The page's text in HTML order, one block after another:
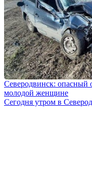
Северодвинск: опасный
молодой женщине
Сегодня утром в